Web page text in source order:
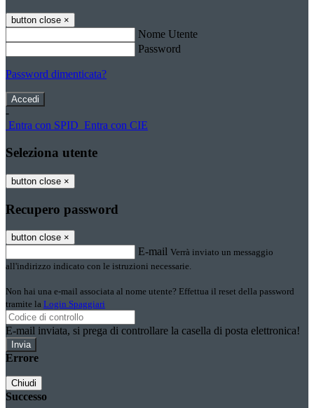
button close ×
Nome Utente
Password
Password dimenticata?
-
Entra con SPID Entra con CIE
Seleziona utente
button close ×
Recupero password
button close ×
E-mail Verrà inviato un messaggio
all'indirizzo indicato con le istruzioni necessarie.
Non hai una e-mail associata al nome utente? Effettua il reset della password
tramite la Login Spaggiari
E-mail inviata, si prega di controllare la casella di posta elettronica!
Errore
Chiudi
Successo